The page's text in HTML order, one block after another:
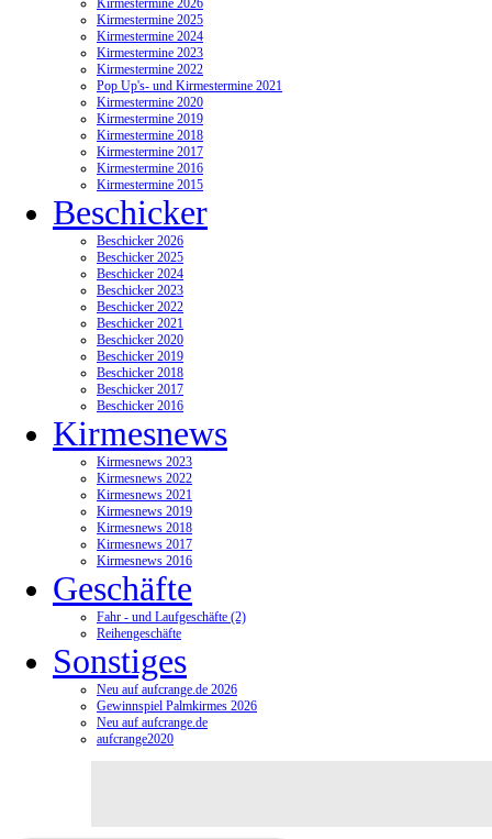
Kirmestermine 2026
Kirmestermine 2025
Kirmestermine 2024
Kirmestermine 2023
Kirmestermine 2022
Pop Up's- und Kirmestermine 2021
Kirmestermine 2020
Kirmestermine 2019
Kirmestermine 2018
Kirmestermine 2017
Kirmestermine 2016
Kirmestermine 2015
Beschicker
Beschicker 2026
Beschicker 2025
Beschicker 2024
Beschicker 2023
Beschicker 2022
Beschicker 2021
Beschicker 2020
Beschicker 2019
Beschicker 2018
Beschicker 2017
Beschicker 2016
Kirmesnews
Kirmesnews 2023
Kirmesnews 2022
Kirmesnews 2021
Kirmesnews 2019
Kirmesnews 2018
Kirmesnews 2017
Kirmesnews 2016
Geschäfte
Fahr - und Laufgeschäfte (2)
Reihengeschäfte
Sonstiges
Neu auf aufcrange.de 2026
Gewinnspiel Palmkirmes 2026
Neu auf aufcrange.de
aufcrange2020